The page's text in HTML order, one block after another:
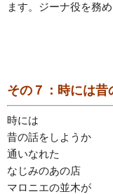
ます。ジーナ役を務
その７：時には昔
時には
昔の話をしようか
通いなれた
なじみのあの店
マロニエの並木が